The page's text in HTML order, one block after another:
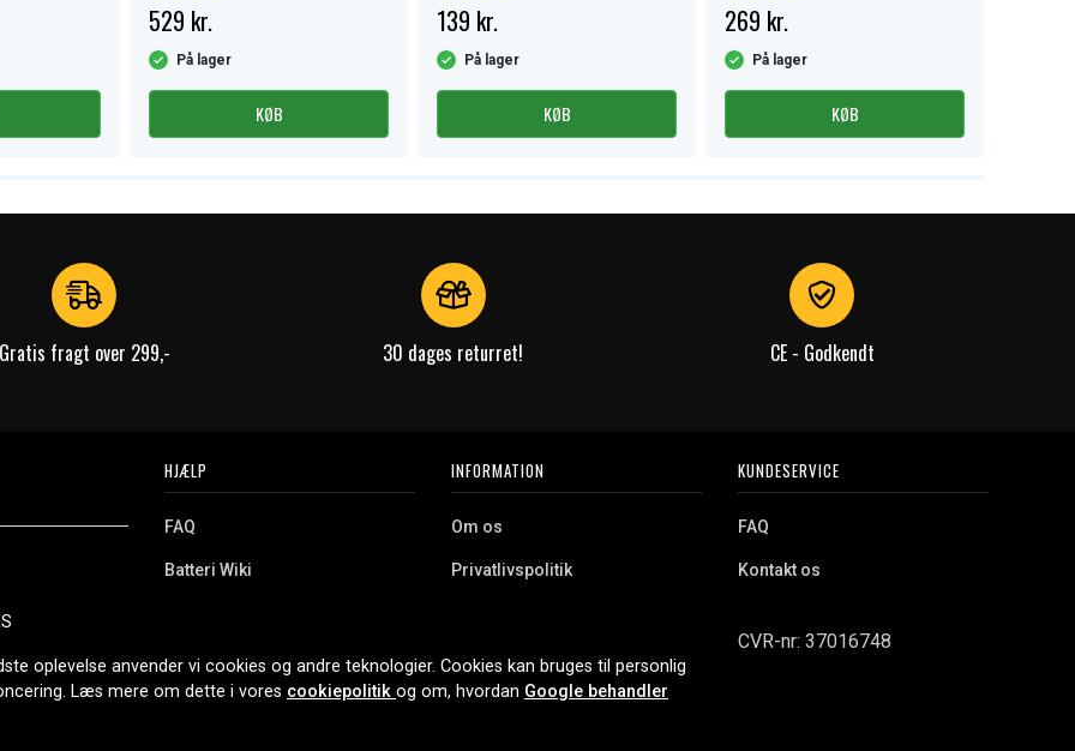
529 kr.
På lager
KØB
139 kr.
På lager
KØB
269 kr.
På lager
KØB
Gratis fragt over 299,- 30 dages returret! CE - Godkendt
Vi tilbyder et
og meget
siden
HJÆLP
FAQ
Batteri Wiki
Erhvervskunde
INFORMATION
Om os
Privatlivspolitik
Cookies
KUNDESERVICE
FAQ
Kontakt os
CVR-nr: 37016748
oplevelse anvender vi cookies og andre teknologier. Cookies kan bruges til personlig
Læs mere om dette i vores cookiepolitik og om, hvordan Google behandler